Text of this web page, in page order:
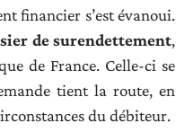
financier s’est évanoui.
de surendettement,
de France. Celle-ci se
tient la route, en
du débiteur.